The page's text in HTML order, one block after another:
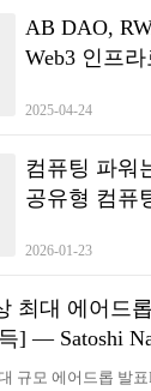
AB DAO,
Web3 인프
2025-04-24
컴퓨팅 파워
공유형 컴퓨
프라
2026-01-23
최대 에어드
] — Satoshi
규모 에어드롭 발